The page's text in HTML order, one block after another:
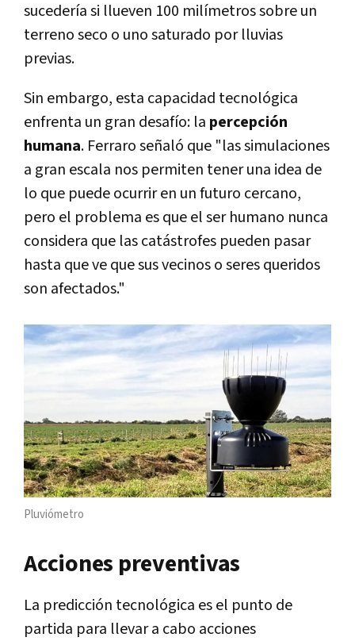
sucedería si llueven 100 milímetros sobre un
terreno seco o uno saturado por lluvias
previas.
Sin embargo, esta capacidad tecnológica
enfrenta un gran desafío: la percepción
humana. Ferraro señaló que "las simulaciones
a gran escala nos permiten tener una idea de
lo que puede ocurrir en un futuro cercano,
pero el problema es que el ser humano nunca
considera que las catástrofes pueden pasar
hasta que ve que sus vecinos o seres queridos
son afectados."
Pluviómetro
Acciones preventivas
La predicción tecnológica es el punto de
partida para llevar a cabo acciones